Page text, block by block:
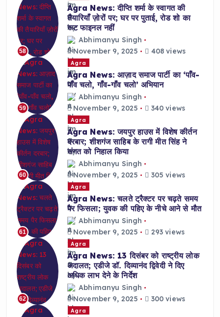
58
Agra News: दीप्ति शर्मा के स्वागत की
तैयारियाँ ज़ोरों पर; घर पर पुताई, रोड शो का
रूट फाइनल नहीं
Abhimanyu Singh
November 9, 2025
408 views
59
Agra
Agra News: आज़ाद समाज पार्टी का ‘पाँव-
पाँव चलो, गाँव-गाँव चलो’ अभियान
Abhimanyu Singh
November 9, 2025
340 views
60
Agra
Agra News: जयपुर हाउस में विशेष कीर्तन
दरबार; शीशगंज साहिब के रागी मीत सिंह ने
संगत को निहाल किया
Abhimanyu Singh
November 9, 2025
305 views
61
Agra
Agra News: चलते ट्रैक्टर पर चढ़ते समय
पैर फिसला; युवक की पहिए के नीचे आने से मौत
Abhimanyu Singh
November 9, 2025
293 views
62
Agra
Agra News: 13 दिसंबर को राष्ट्रीय लोक
अदालत; एडीजे डॉ. दिव्यानंद द्विवेदी ने दिए
अधिक लाभ देने के निर्देश
Abhimanyu Singh
November 9, 2025
300 views
Agra